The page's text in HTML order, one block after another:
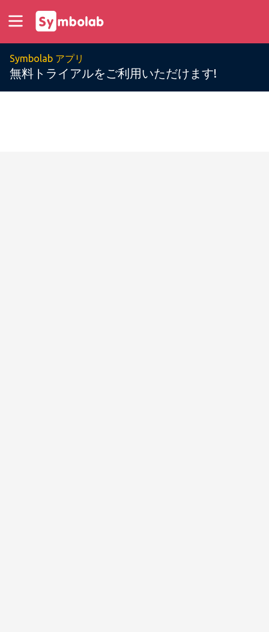
Symbolab アプリ
無料トライアルをご利用いただけます!